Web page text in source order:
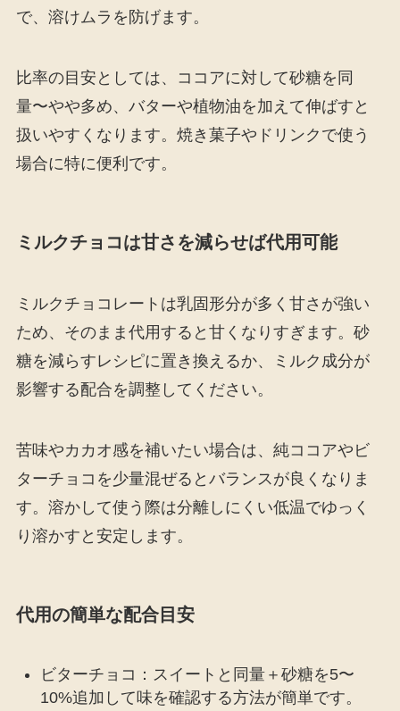
で、溶けムラを防げます。
比率の目安としては、ココアに対して砂糖を同
量〜やや多め、バターや植物油を加えて伸ばすと
扱いやすくなります。焼き菓子やドリンクで使う
場合に特に便利です。
ミルクチョコは甘さを減らせば代用可能
ミルクチョコレートは乳固形分が多く甘さが強い
ため、そのまま代用すると甘くなりすぎます。砂
糖を減らすレシピに置き換えるか、ミルク成分が
影響する配合を調整してください。
苦味やカカオ感を補いたい場合は、純ココアやビ
ターチョコを少量混ぜるとバランスが良くなりま
す。溶かして使う際は分離しにくい低温でゆっく
り溶かすと安定します。
代用の簡単な配合目安
ビターチョコ：スイートと同量＋砂糖を5〜
10%追加して味を確認する方法が簡単です。